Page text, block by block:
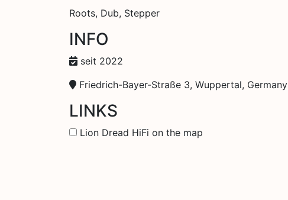
Roots, Dub, Stepper
INFO
seit 2022
Friedrich-Bayer-Straße 3, Wuppertal, Germany
LINKS
Lion Dread HiFi on the map